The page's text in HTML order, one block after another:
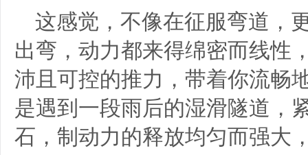
这感觉，不像在征服弯道，
出弯，动力都来得绵密而线性
沛且可控的推力，带着你流畅
是遇到一段雨后的湿滑隧道，
石，制动力的释放均匀而强大